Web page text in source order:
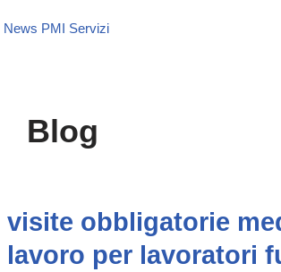
News PMI Servizi
Blog
visite obbligatorie
lavoro per lavoratori